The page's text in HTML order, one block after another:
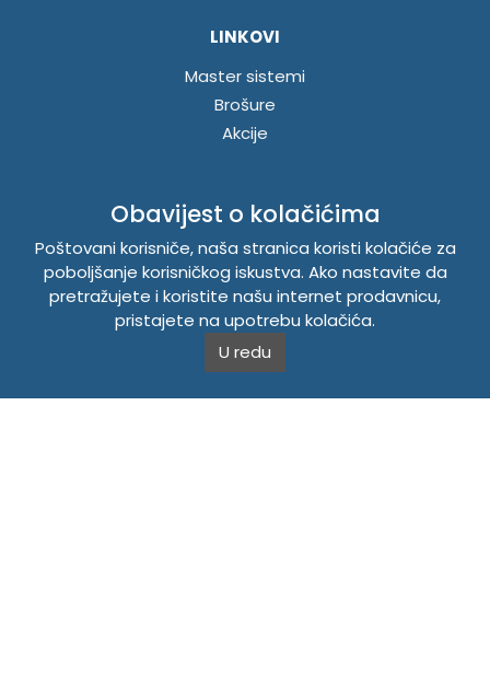
LINKOVI
Master sistemi
Brošure
Akcije
Politika o kolačićima
Uslovi korištenja
Politika privatnosti
TEMPUS DOO BRATUNAC
Svetog Save bb, 75420 Bratunac, Bosna i Hercegovina
Obavijest o kolačićima
Poštovani korisniče, naša stranica koristi kolačiće za
poboljšanje korisničkog iskustva. Ako nastavite da
pretražujete i koristite našu internet prodavnicu,
pristajete na upotrebu kolačića.
U redu